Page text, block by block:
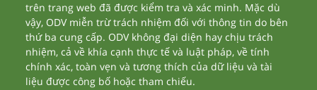
trên trang web đã được kiểm tra và xác minh. Mặc dù
vậy, ODV miễn trừ trách nhiệm đối với thông tin do bên
thứ ba cung cấp. ODV không đại diện hay chịu trách
nhiệm, cả về khía cạnh thực tế và luật pháp, về tính
chính xác, toàn vẹn và tương thích của dữ liệu và tài
liệu được công bố hoặc tham chiếu.